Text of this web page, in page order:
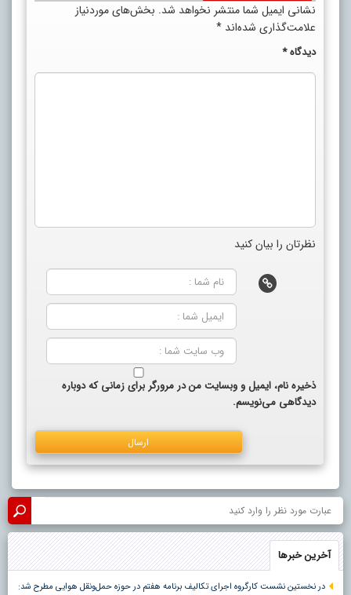
نشانی ایمیل شما منتشر نخواهد شد. بخش‌های موردنیاز
علامت‌گذاری شده‌اند *
دیدگاه*
نظرتان را بیان کنید
ذخیره نام، ایمیل و وبسایت من در مرورگر برای زمانی که دوباره
دیدگاهی می‌نویسم.
آخرین خبرها
در نخستین نشست کارگروه اجرای تکالیف برنامه هفتم در حوزه حمل‌ونقل هوایی مطرح شد: